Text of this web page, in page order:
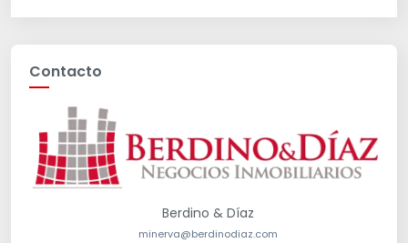
Contacto
Berdino & Díaz
minerva@berdinodiaz.com